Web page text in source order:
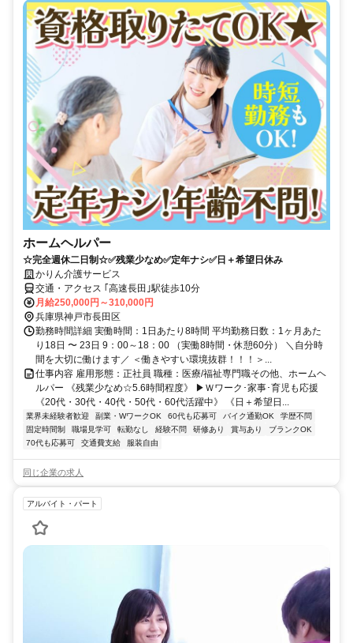
ホームヘルパー
☆完全週休二日制☆✅残業少なめ✅定年ナシ✅日＋希望日休み
かりん介護サービス
交通・アクセス ｢高速長田｣駅徒歩10分
月給250,000円～310,000円
兵庫県神戸市長田区
勤務時間詳細 実働時間：1日あたり8時間 平均勤務日数：1ヶ月あた
り18日 〜 23日 9：00～18：00 （実働8時間・休憩60分） ＼自分時
間を大切に働けます／ ＜働きやすい環境抜群！！！＞...
仕事内容 雇用形態：正社員 職種：医療/福祉専門職その他、ホームヘ
ルパー 《残業少なめ☆5.6時間程度》 ▶Ｗワーク･家事･育児も応援
《20代・30代・40代・50代・60代活躍中》 《日＋希望日...
業界未経験者歓迎 副業・WワークOK 60代も応募可 バイク通勤OK
学歴不問
固定時間制
職場見学可 転勤なし 経験不問 研修あり 賞与あり
ブランクOK
70代も応募可
交通費支給 服装自由
同じ企業の求人
アルバイト・パート